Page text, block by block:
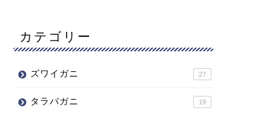
カテゴリー
ズワイガニ 27
タラバガニ 19